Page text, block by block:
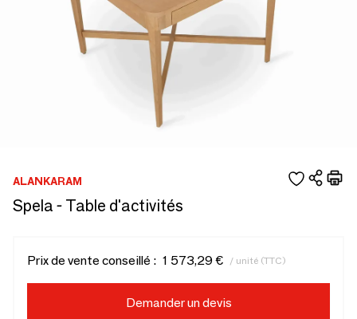
ALANKARAM
Spela - Table d'activités
Prix de vente conseillé : 1 573,29 € / unité (TTC)
Demander un devis